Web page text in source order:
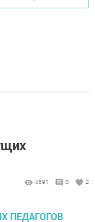
4591 0 2